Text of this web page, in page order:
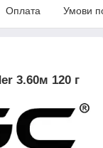
Оплата Умови
3.60м 120 г